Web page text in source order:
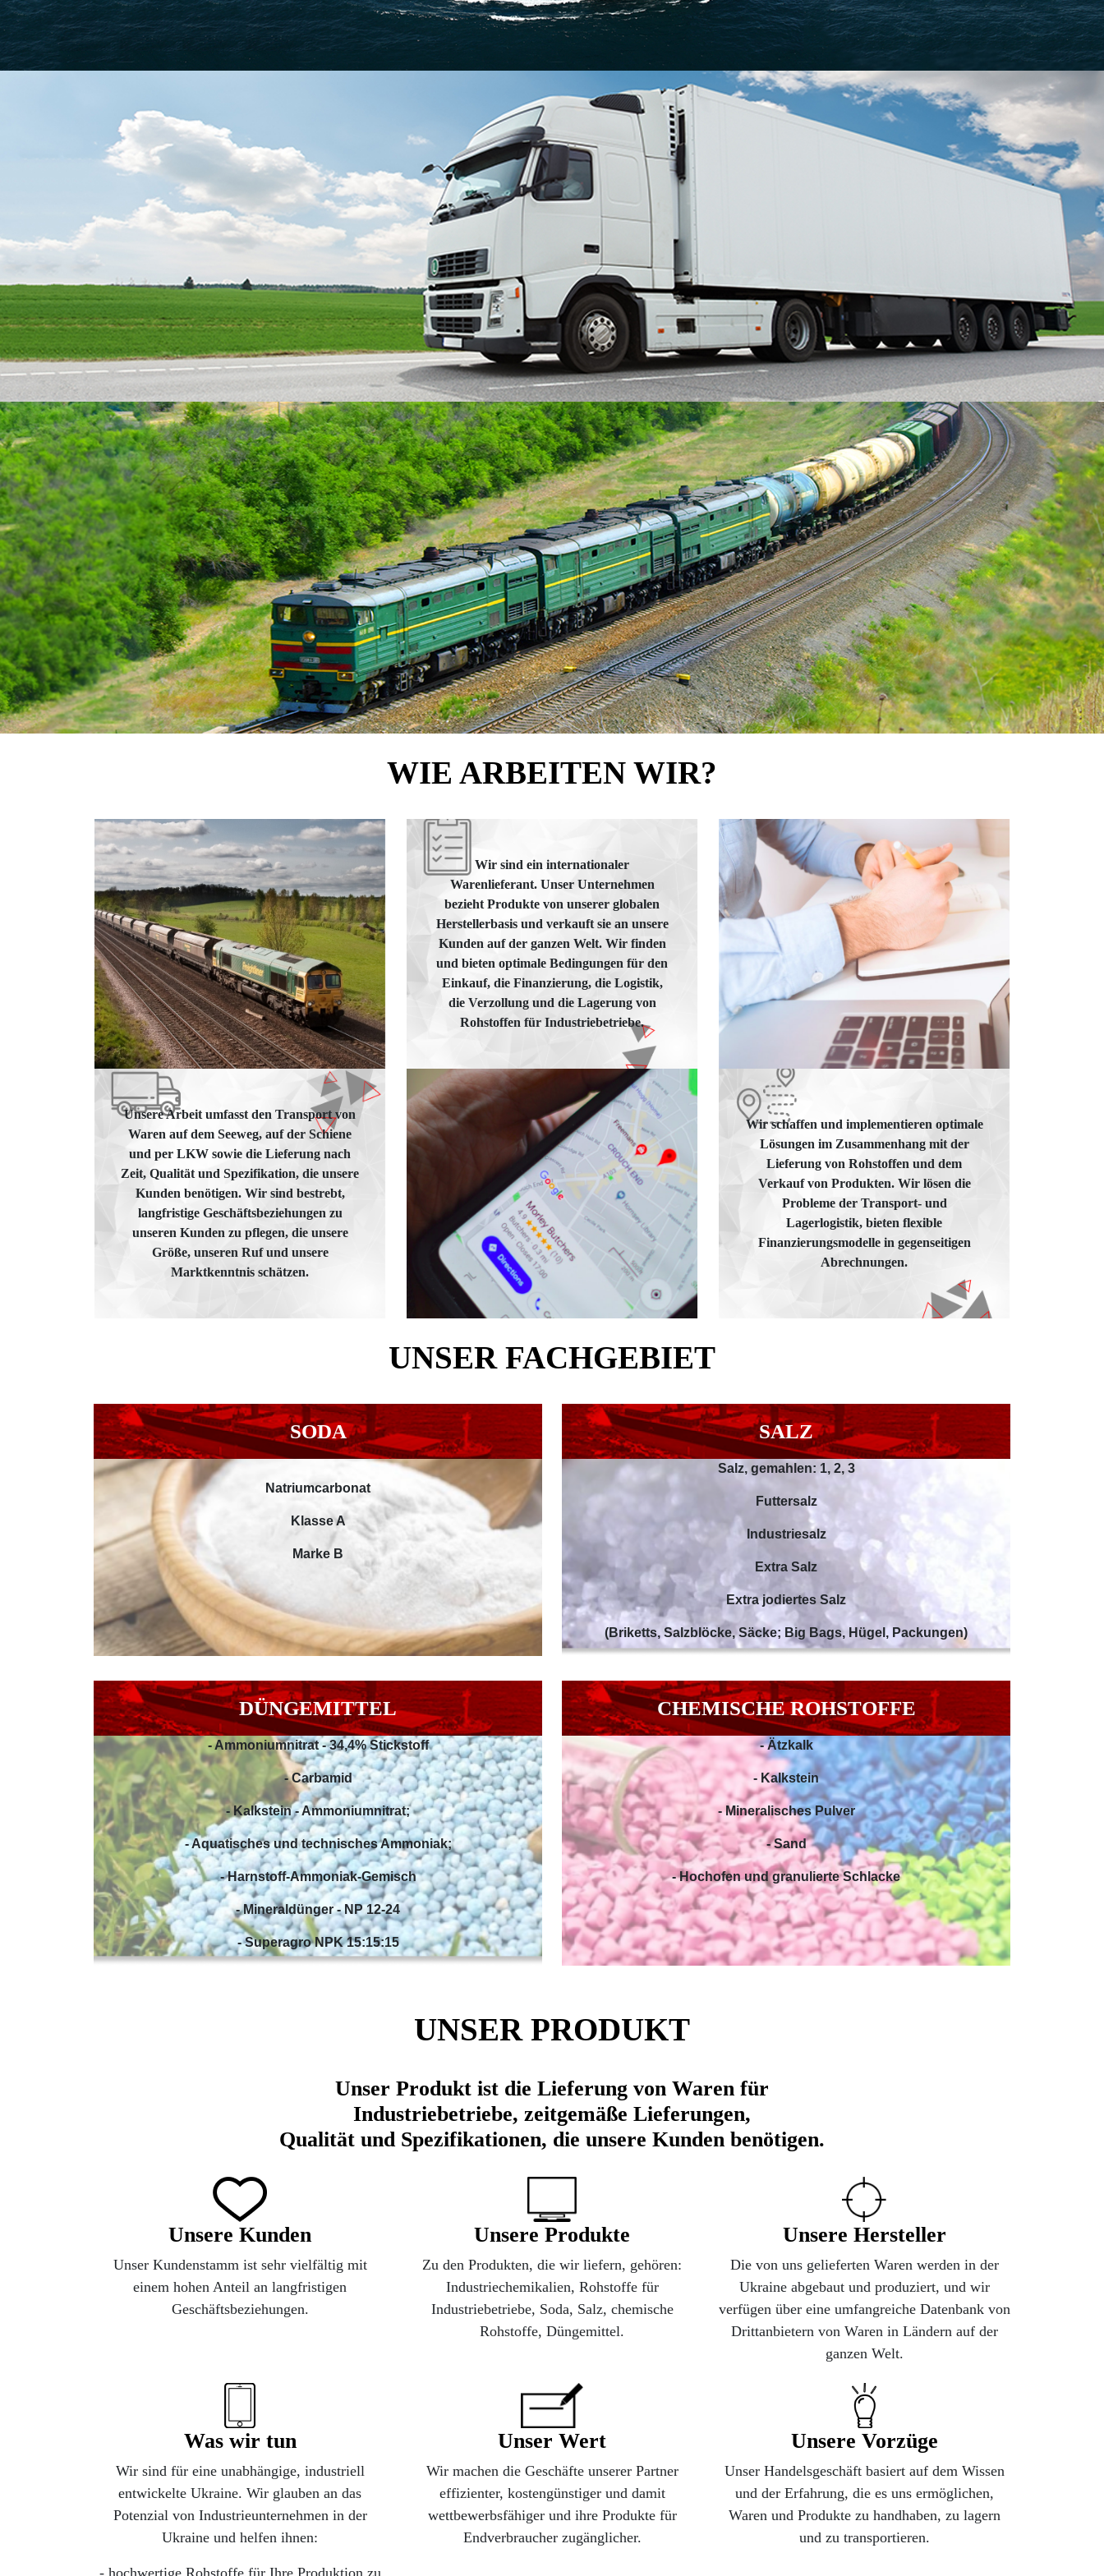
WIE ARBEITEN WIR?
Wir sind ein internationaler
Warenlieferant. Unser Unternehmen
bezieht Produkte von unserer globalen
Herstellerbasis und verkauft sie an unsere
Kunden auf der ganzen Welt. Wir finden
und bieten optimale Bedingungen für den
Einkauf, die Finanzierung, die Logistik,
die Verzollung und die Lagerung von
Rohstoffen für Industriebetriebe.
Unsere Arbeit umfasst den Transport von
Waren auf dem Seeweg, auf der Schiene
und per LKW sowie die Lieferung nach
Zeit, Qualität und Spezifikation, die unsere
Kunden benötigen. Wir sind bestrebt,
langfristige Geschäftsbeziehungen zu
unseren Kunden zu pflegen, die unsere
Größe, unseren Ruf und unsere
Marktkenntnis schätzen.
Wir schaffen und implementieren optimale
Lösungen im Zusammenhang mit der
Lieferung von Rohstoffen und dem
Verkauf von Produkten. Wir lösen die
Probleme der Transport- und
Lagerlogistik, bieten flexible
Finanzierungsmodelle in gegenseitigen
Abrechnungen.
UNSER FACHGEBIET
SODA
Natriumcarbonat
Klasse A
Marke B
SALZ
Salz, gemahlen: 1, 2, 3
Futtersalz
Industriesalz
Extra Salz
Extra jodiertes Salz
(Briketts, Salzblöcke, Säcke; Big Bags, Hügel, Packungen)
DÜNGEMITTEL
- Ammoniumnitrat - 34,4% Stickstoff
- Carbamid
- Kalkstein - Ammoniumnitrat;
- Aquatisches und technisches Ammoniak;
- Harnstoff-Ammoniak-Gemisch
- Mineraldünger - NP 12-24
- Superagro NPK 15:15:15
CHEMISCHE ROHSTOFFE
- Ätzkalk
- Kalkstein
- Mineralisches Pulver
- Sand
- Hochofen und granulierte Schlacke
UNSER PRODUKT
Unser Produkt ist die Lieferung von Waren für
Industriebetriebe, zeitgemäße Lieferungen,
Qualität und Spezifikationen, die unsere Kunden benötigen.
Unsere Kunden
Unser Kundenstamm ist sehr vielfältig mit
einem hohen Anteil an langfristigen
Geschäftsbeziehungen.
Unsere Produkte
Zu den Produkten, die wir liefern, gehören:
Industriechemikalien, Rohstoffe für
Industriebetriebe, Soda, Salz, chemische
Rohstoffe, Düngemittel.
Unsere Hersteller
Die von uns gelieferten Waren werden in der
Ukraine abgebaut und produziert, und wir
verfügen über eine umfangreiche Datenbank von
Drittanbietern von Waren in Ländern auf der
ganzen Welt.
Was wir tun
Wir sind für eine unabhängige, industriell
entwickelte Ukraine. Wir glauben an das
Potenzial von Industrieunternehmen in der
Ukraine und helfen ihnen:
- hochwertige Rohstoffe für Ihre Produktion zu
Unser Wert
Wir machen die Geschäfte unserer Partner
effizienter, kostengünstiger und damit
wettbewerbsfähiger und ihre Produkte für
Endverbraucher zugänglicher.
Unsere Vorzüge
Unser Handelsgeschäft basiert auf dem Wissen
und der Erfahrung, die es uns ermöglichen,
Waren und Produkte zu handhaben, zu lagern
und zu transportieren.